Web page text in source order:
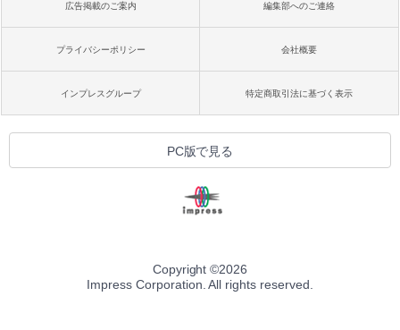
広告掲載のご案内 編集部へのご連絡
プライバシーポリシー 会社概要
インプレスグループ 特定商取引法に基づく表示
PC版で見る
Copyright ©2026
Impress Corporation. All rights reserved.